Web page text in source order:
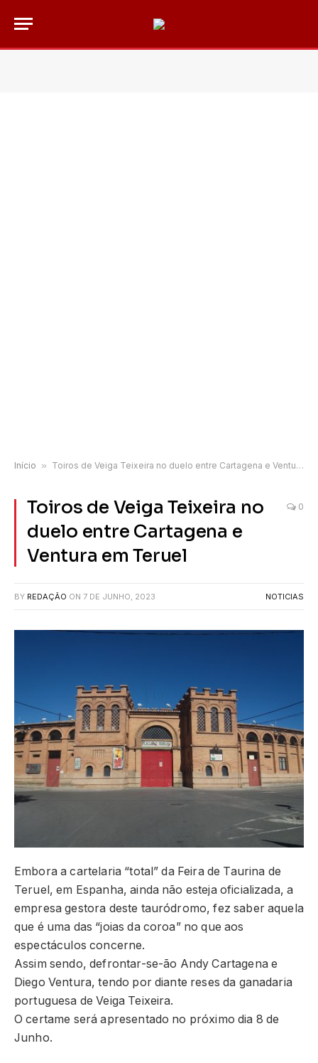
Início » Toiros de Veiga Teixeira no duelo entre Cartagena e Ventura em Teruel
Toiros de Veiga Teixeira no
duelo entre Cartagena e
Ventura em Teruel
0
BY REDAÇÃO ON 7 DE JUNHO, 2023 NOTICIAS
Embora a cartelaria “total” da Feira de Taurina de
Teruel, em Espanha, ainda não esteja oficializada, a
empresa gestora deste tauródromo, fez saber aquela
que é uma das “joias da coroa” no que aos
espectáculos concerne.
Assim sendo, defrontar-se-ão Andy Cartagena e
Diego Ventura, tendo por diante reses da ganadaria
portuguesa de Veiga Teixeira.
O certame será apresentado no próximo dia 8 de
Junho.